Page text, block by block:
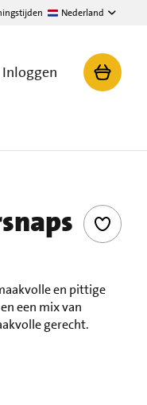
Nederland
Inloggen
en pittige
een mix van
gerecht.